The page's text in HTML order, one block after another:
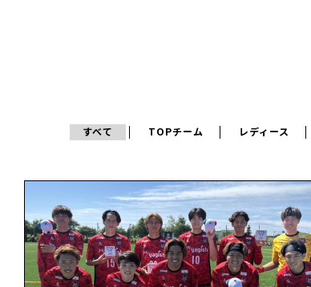
すべて TOPチーム レディース